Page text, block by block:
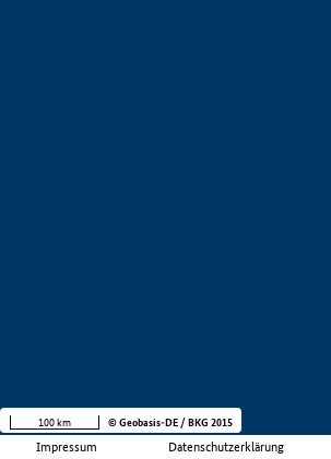
Impressum Datenschutzerklärung
100 km © Geobasis-DE / BKG 2015